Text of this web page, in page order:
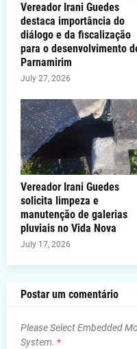
Vereador Irani Guedes
destaca importância do
diálogo e da fiscalização
para o desenvolvimento
Parnamirim
July 27, 2026
Vereador Irani Guedes
solicita limpeza e
manutenção de galerias
pluviais no Vida Nova
July 17, 2026
Postar um comentário
Please Select Embedded
System. *